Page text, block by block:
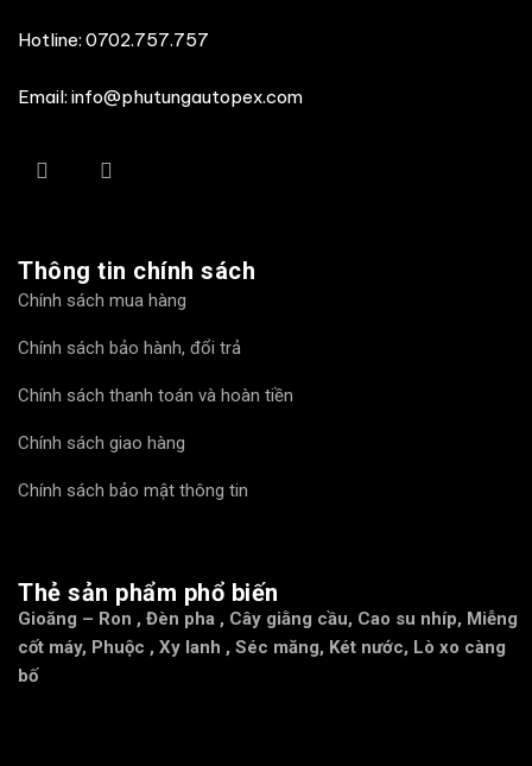
Hotline: 0702.757.757
Email: info@phutungautopex.com
Thông tin chính sách
Chính sách mua hàng
Chính sách bảo hành, đổi trả
Chính sách thanh toán và hoàn tiền
Chính sách giao hàng
Chính sách bảo mật thông tin
Thẻ sản phẩm phổ biến
Gioăng – Ron , Đèn pha , Cây giằng cầu, Cao su nhíp, Miễng
cốt máy, Phuộc , Xy lanh , Séc măng, Két nước, Lò xo càng
bố